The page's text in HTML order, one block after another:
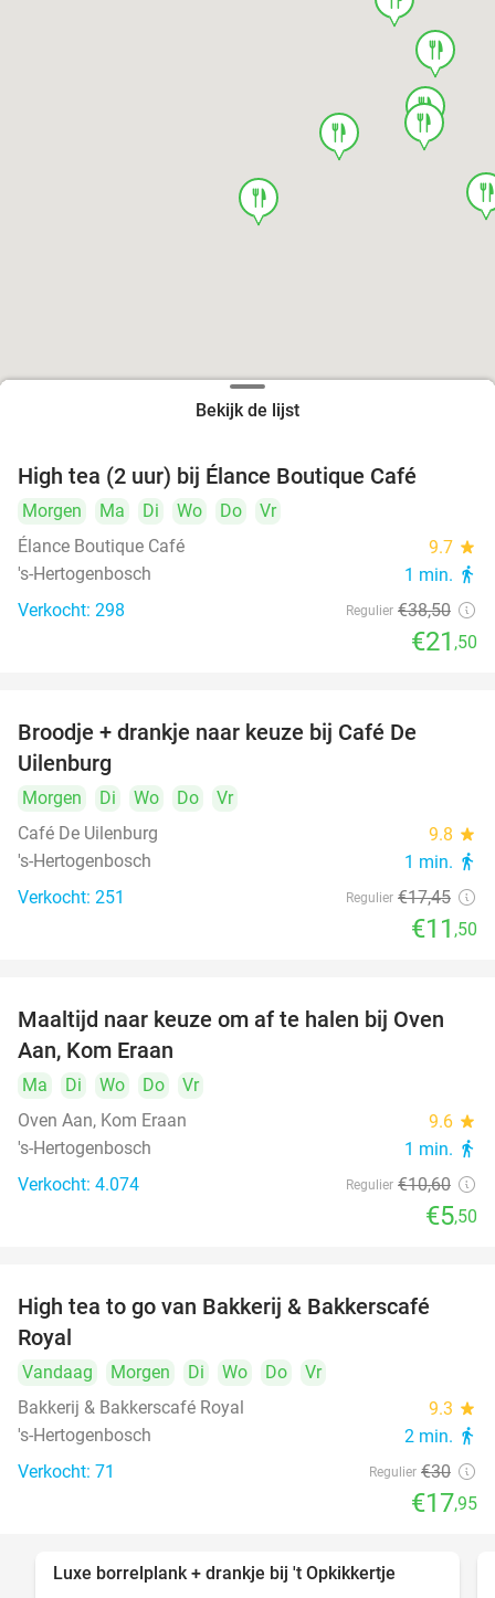
food
food
food
food
food
Bekijk de lijst
High tea (2 uur) bij Élance Boutique Café
Morgen Ma Di Wo Do
Vr
Élance Boutique Café
9.7 star
's-Hertogenbosch 1 min. directions_walk
Verkocht: 298 Regulier €38,50
€21 ,50
Broodje + drankje naar keuze bij Café De
Uilenburg
Morgen Di Wo Do
Vr
Café De Uilenburg
9.8 star
's-Hertogenbosch 1 min. directions_walk
Verkocht: 251 Regulier €17,45
€11 ,50
48%
Maaltijd naar keuze om af te halen bij Oven
Aan, Kom Eraan
Ma Di Wo Do
Vr
Oven Aan, Kom Eraan
9.6 star
's-Hertogenbosch 1 min. directions_walk
Verkocht: 4.074 Regulier €10,60
€5,50
40%
High tea to go van Bakkerij & Bakkerscafé
Royal
Vandaag Morgen Di Wo Do
Vr
Bakkerij & Bakkerscafé Royal
9.3 star
's-Hertogenbosch 2 min. directions_walk
Verkocht: 71 Regulier €30
€17,95
Luxe borrelplank + drankje bij 't Opkikkertje